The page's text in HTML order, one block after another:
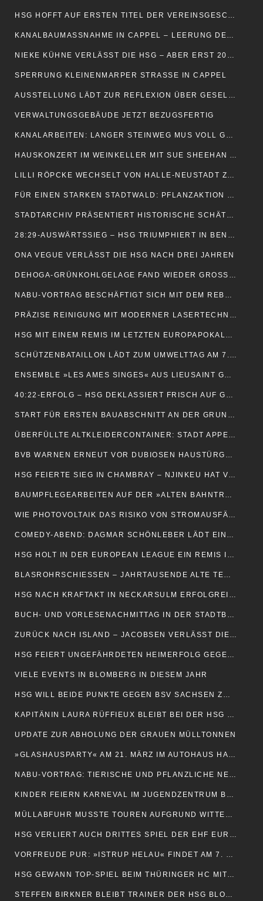
HSG HOFFT AUF ERSTEN TITEL DER VEREINSGESCHICHTE
KANALBAUMASSNAHME IN CAPPEL – LEERUNG DER ABFALLBEHÄLTER
NIEKE KÜHNE VERLÄSST DIE HSG – ABER ERST 2027
SPERRUNG KLEINENMARPER STRASSE IN CAPPEL
AUSSTELLUNG LÄDT ZUR REFLEXION ÜBER GESELLSCHAFT UND HALTUNG EIN
VERWALTUNGSGEBÄUDE JETZT BEZUGSFERTIG
KANALARBEITEN: LANGER STEINWEG MUS VOLL GESPERRT WERDEN
HAUSKONZERT IM WEINKELLER MIT SUE SHEEHAN AM 22. MÄRZ
LILLI RÖPCKE WECHSELT VON HALLE-NEUSTADT ZUR HSG
FÜR EINEN STARKEN STADTWALD: PFLANZAKTION IN BLOMBERG
STADTARCHIV PRÄSENTIERT HISTORISCHE SCHÄTZE
28:29-AUSWÄRTSSIEG – HSG TRIUMPHIERT IN BENSHEIM
ONA VEGUE VERLÄSST DIE HSG NACH DREI JAHREN
DEHOGA-GRÜNKOHLGELAGE FAND WIEDER GROSSEN ZUSPRUCH
NABU-VORTRAG BESCHÄFTIGT SICH MIT DEM REBHUHN
PRÄZISE REINIGUNG MIT MODERNER LASERTECHNOLOGIE
HSG MIT EINEM REMIS IM LETZTEN EUROPAPOKALSPIEL
SCHÜTZENBATAILLON LÄDT ZUM UMWELTTAG AM 7. MÄRZ EIN
ENSEMBLE »LES AMES SINGES« AUS LIEUSAINT GASTIERT IN BLOMBERG
40:22-ERFOLG – HSG DEKLASSIERT FRISCH AUF GÖPPINGEN
START FÜR ERSTEN BAUABSCHNITT AN DER GRUNDSCHULE GROSSENMARPE
ÜBERFÜLLTE ALTKLEIDERCONTAINER: STADT APPELLIERT AN BÜRGER
BVB WARNEN ERNEUT VOR DUBIOSEN HAUSTÜRGESCHÄFTEN
HSG FEIERTE SIEG IN CHAMBRAY – NJINKEU HAT VERTRAG VERLÄNGERT
BAUMPFLEGEARBEITEN AUF DER »ALTEN BAHNTRASSE«
WIE PHOTOVOLTAIK DAS RISIKO VON STROMAUSFÄLLEN SENKEN KANN
COMEDY-ABEND: DAGMAR SCHÖNLEBER LÄDT EIN…
HSG HOLT IN DER EUROPEAN LEAGUE EIN REMIS IN DÄNEMARK
BLASROHRSCHIESSEN – JAHRTAUSENDE ALTE TECHNIK WIRD ZUM TREND
HSG NACH KRAFTAKT IN NECKARSULM ERFOLGREICH
BUCH- UND VORLESENACHMITTAG IN DER STADTBÜCHEREI
ZURÜCK NACH ISLAND – JACOBSEN VERLÄSST DIE HSG
HSG FEIERT UNGEFÄHRDETEN HEIMERFOLG GEGEN ZWICKAU
VIELE EVENTS IN BLOMBERG IN DIESEM JAHR
HSG WILL BEIDE PUNKTE GEGEN BSV SACHSEN ZWICKAU
KAPITÄNIN LAURA RÜFFIEUX BLEIBT BEI DER HSG WEITER AN BORD
UPDATE ZUR ABHOLUNG DER GRAUEN MÜLLTONNEN
»GLASHAUSPARTY« AM 21. MÄRZ IM AUTOHAUS HACHE
NABU-VORTRAG: TIERISCHE UND PFLANZLICHE NEUBÜRGER
KINDER FEIERN KARNEVAL IM JUGENDZENTRUM BLOMBERG
MÜLLABFUHR MUSSTE TOUREN AUFGRUND WITTERUNG ABBRECHEN
HSG VERLIERT AUCH DRITTES SPIEL DER EHF EUROPEAN LEAGUE
VORFREUDE PUR: »ISTRUP HELAU« FINDET AM 7. FEBRUAR STATT
HSG GEWANN TOP-SPIEL BEIM THÜRINGER HC MIT 26:23
STEFFEN BIRKNER BLEIBT TRAINER DER HSG BLOMBERG-LIPPE